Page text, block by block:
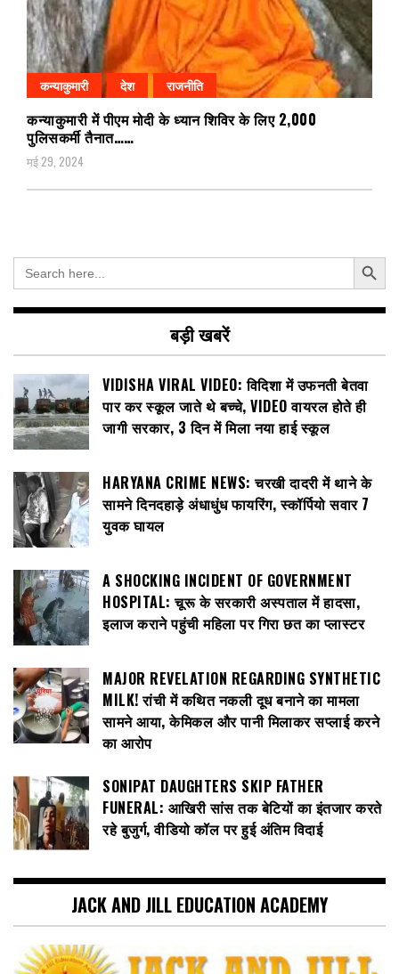
कन्याकुमारी देश राजनीति
कन्याकुमारी में पीएम मोदी के ध्यान शिविर के लिए 2,000
पुलिसकर्मी तैनात……
मई 29, 2024
Search
for:
Search Button
बड़ी खबरें
VIDISHA VIRAL VIDEO: विदिशा में उफनती बेतवा
पार कर स्कूल जाते थे बच्चे, VIDEO वायरल होते ही
जागी सरकार, 3 दिन में मिला नया हाई स्कूल
HARYANA CRIME NEWS: चरखी दादरी में थाने के
सामने दिनदहाड़े अंधाधुंध फायरिंग, स्कॉर्पियो सवार 7
युवक घायल
A SHOCKING INCIDENT OF GOVERNMENT
HOSPITAL: चूरू के सरकारी अस्पताल में हादसा,
इलाज कराने पहुंची महिला पर गिरा छत का प्लास्टर
MAJOR REVELATION REGARDING SYNTHETIC
MILK! रांची में कथित नकली दूध बनाने का मामला
सामने आया, केमिकल और पानी मिलाकर सप्लाई करने
का आरोप
SONIPAT DAUGHTERS SKIP FATHER
FUNERAL: आखिरी सांस तक बेटियों का इंतजार करते
रहे बुजुर्ग, वीडियो कॉल पर हुई अंतिम विदाई
JACK AND JILL EDUCATION ACADEMY